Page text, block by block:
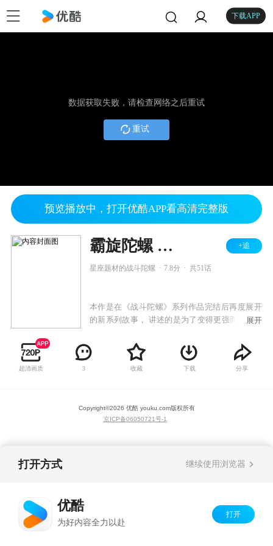
下载APP
数据获取失败，请检查网络之后重试
重试
预览播放中，打开优酷APP看高清完整版
霸旋陀螺 钢铁战魂 +追
星座题材的战斗陀螺 7.8分 共51话
本作是在《战斗陀螺》系列作品完结后再度展开
的新系列故事， 讲述的是为了变得更强而正在旅
爱战斗陀螺的小学生汤宫健太。此后两人以战斗
陀螺为缘由不断认识着更多的伙伴和对手，并逐
渐成长起来的故事。
展开
超清画质 3 收藏 下载 分享
Copyright©2026 优酷 youku.com版权所有
京ICP备06050721号-1
打开方式 继续使用浏览器
优酷
为好内容全力以赴
打开